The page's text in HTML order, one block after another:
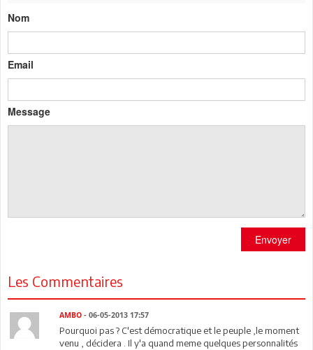
Nom
Email
Message
Envoyer
Les Commentaires
AMBO - 06-05-2013 17:57
Pourquoi pas ? C'est démocratique et le peuple ,le moment
venu , décidera . Il y'a quand meme quelques personnalités